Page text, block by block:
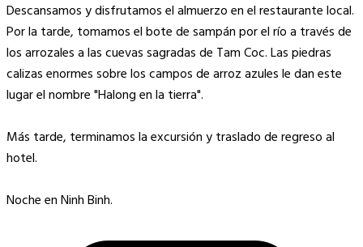
Descansamos y disfrutamos el almuerzo en el restaurante local.
Por la tarde, tomamos el bote de sampán por el río a través de
los arrozales a las cuevas sagradas de Tam Coc. Las piedras
calizas enormes sobre los campos de arroz azules le dan este
lugar el nombre "Halong en la tierra".
Más tarde, terminamos la excursión y traslado de regreso al
hotel.
Noche en Ninh Binh.